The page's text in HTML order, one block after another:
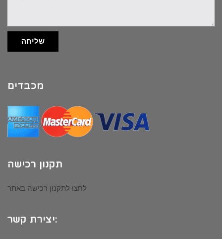
שליחה
מכבדים
תקנון רכישה
לחצו לתקנון רכישה באתר
יצירת קשר: